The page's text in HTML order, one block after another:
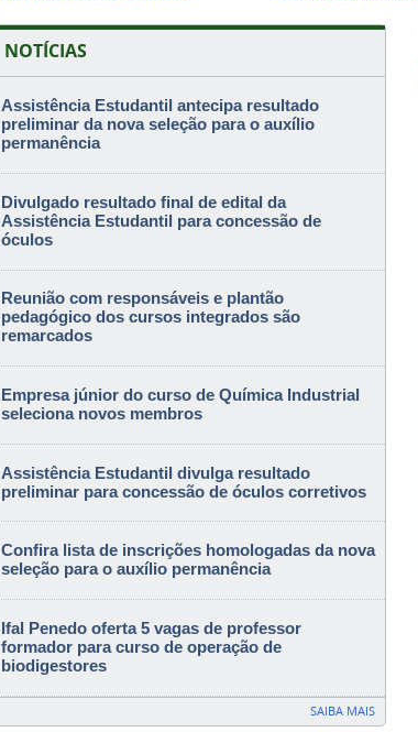
NOTÍCIAS
Assistência Estudantil antecipa resultado
preliminar da nova seleção para o auxílio
permanência
Divulgado resultado final de edital da
Assistência Estudantil para concessão de
óculos
Reunião com responsáveis e plantão
pedagógico dos cursos integrados são
remarcados
Empresa júnior do curso de Química Industrial
seleciona novos membros
Assistência Estudantil divulga resultado
preliminar para concessão de óculos corretivos
Confira lista de inscrições homologadas da nova
seleção para o auxílio permanência
Ifal Penedo oferta 5 vagas de professor
formador para curso de operação de
biodigestores
SAIBA MAIS